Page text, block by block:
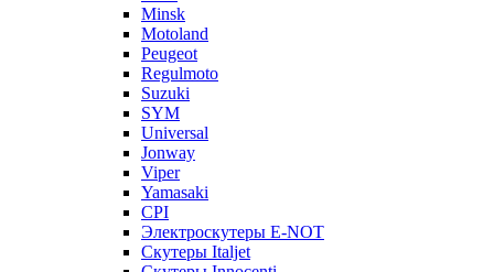
Minsk
Motoland
Peugeot
Regulmoto
Suzuki
SYM
Universal
Jonway
Viper
Yamasaki
CPI
Электроскутеры E-NOT
Скутеры Italjet